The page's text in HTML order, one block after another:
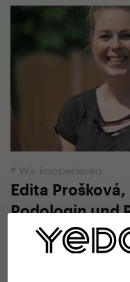
# Wir kooperieren
Edita
Podologin und
21. 9. 2021 | Vendula